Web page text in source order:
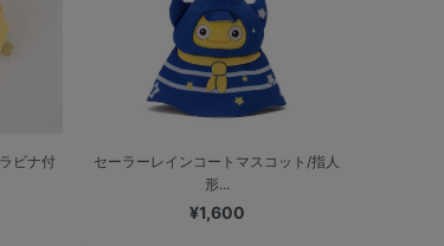
ビナ付
セーラーレインコートマスコット/指人
形...
¥1,600